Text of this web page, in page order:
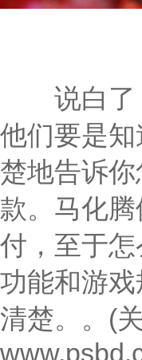
说白了，
他们要是
楚地告诉
款。马化
付，至于
功能和游
清楚。 。 (